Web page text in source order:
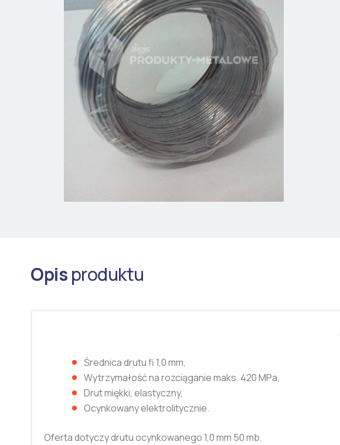
Opisproduktu
Średnica drutu fi 1,0 mm,
Wytrzymałość na rozciąganie maks. 420 MPa,
Drut miękki, elastyczny,
Ocynkowany elektrolitycznie.
Oferta dotyczy drutu ocynkowanego 1,0 mm 50 mb.